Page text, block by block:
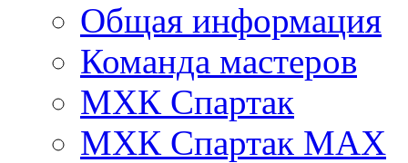
Общая информация
Команда мастеров
МХК Спартак
МХК Спартак МАХ